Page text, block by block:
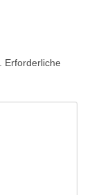
Erforderliche